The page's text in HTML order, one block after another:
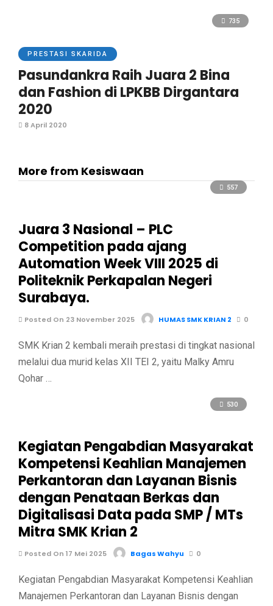
735
PRESTASI SKARIDA
Pasundankra Raih Juara 2 Bina
dan Fashion di LPKBB Dirgantara
2020
8 April 2020
More from Kesiswaan
557
Juara 3 Nasional – PLC
Competition pada ajang
Automation Week VIII 2025 di
Politeknik Perkapalan Negeri
Surabaya.
Posted On 23 November 2025 HUMAS SMK KRIAN 2 0
SMK Krian 2 kembali meraih prestasi di tingkat nasional
melalui dua murid kelas XII TEI 2, yaitu Malky Amru
Qohar …
530
Kegiatan Pengabdian Masyarakat
Kompetensi Keahlian Manajemen
Perkantoran dan Layanan Bisnis
dengan Penataan Berkas dan
Digitalisasi Data pada SMP / MTs
Mitra SMK Krian 2
Posted On 17 Mei 2025 Bagas Wahyu 0
Kegiatan Pengabdian Masyarakat Kompetensi Keahlian
Manajemen Perkantoran dan Layanan Bisnis dengan